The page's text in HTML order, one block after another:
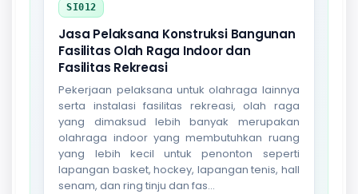
SI012
Jasa Pelaksana Konstruksi Bangunan
Fasilitas Olah Raga Indoor dan
Fasilitas Rekreasi
Pekerjaan pelaksana untuk olahraga lainnya
serta instalasi fasilitas rekreasi, olah raga
yang dimaksud lebih banyak merupakan
olahraga indoor yang membutuhkan ruang
yang lebih kecil untuk penonton seperti
lapangan basket, hockey, lapangan tenis, hall
senam, dan ring tinju dan fas...